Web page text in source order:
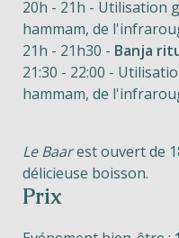
20h - 21h - Utilisation
hammam, de
21h - 21h30 - Banja
21:30 - 22:00 -
hammam, de
Le Baarest ouvert de
délicieuse boisson.
Prix